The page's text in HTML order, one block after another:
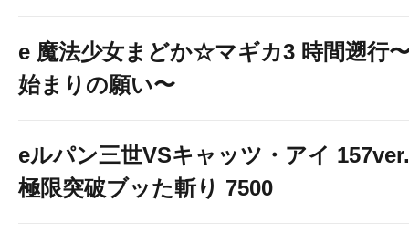
e 魔法少女まどか☆マギカ3 時間遡行
始まりの願い〜
eルパン三世VSキャッツ・アイ 157ver.
極限突破ブッた斬り 7500